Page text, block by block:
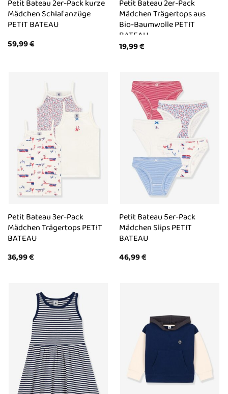
Petit Bateau 2er-Pack kurze
Mädchen Schlafanzüge
PETIT BATEAU
59,99€
Petit Bateau 2er-Pack
Mädchen Trägertops aus
Bio-Baumwolle PETIT
BATEAU
19,99€
Petit Bateau 3er-Pack
Mädchen Trägertops PETIT
BATEAU
36,99€
Petit Bateau 5er-Pack
Mädchen Slips PETIT
BATEAU
46,99€